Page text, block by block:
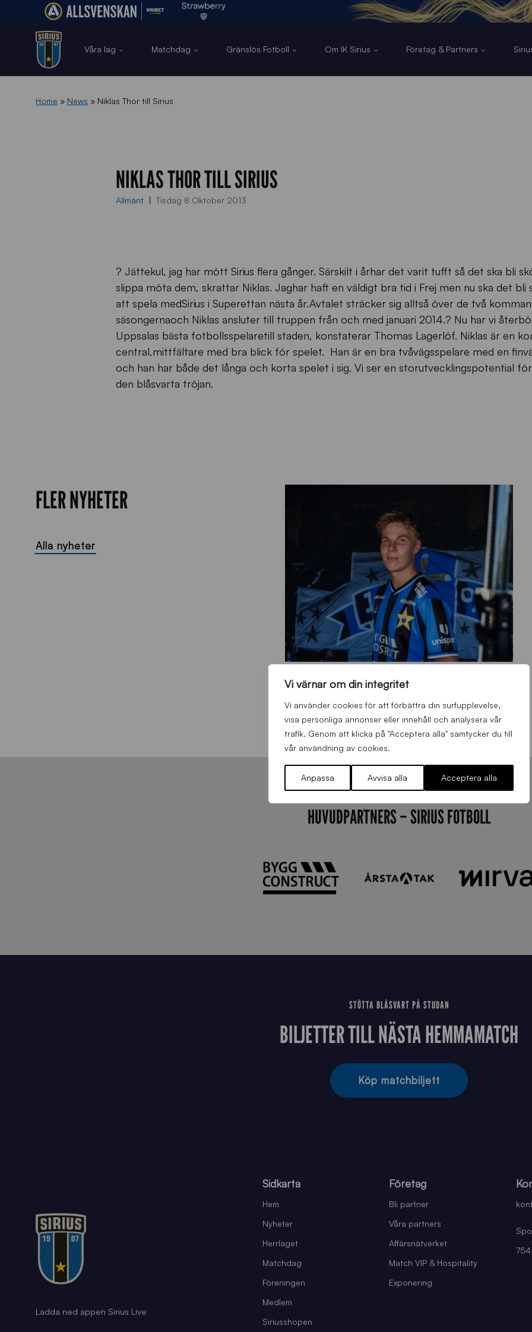
Vi värnar om din integritet
Vi använder cookies för att förbättra din surfupplevelse,
visa personliga annonser eller innehåll och analysera vår
trafik. Genom att klicka på "Acceptera alla" samtycker du till
vår användning av cookies.
Anpassa Avvisa alla Acceptera alla
Våra lag Matchdag Gränslös Fotboll Om IK Sirius Företag & Partners
Home » News » Niklas Thor till Sirius
NIKLAS THOR TILL SIRIUS
Allmänt Tisdag 8 Oktober 2013
? Jättekul, jag har mött Sirius flera gånger. Särskilt i århar det varit tufft så det ska bli
slippa möta dem, skrattar Niklas. Jaghar haft en väldigt bra tid i Frej men nu ska det bli
att spela medSirius i Superettan nästa år.Avtalet sträcker sig alltså över de två
säsongernaoch Niklas ansluter till truppen från och med januari 2014.? Nu har vi
Uppsalas bästa fotbollsspelaretill staden, konstaterar Thomas Lagerlöf. Niklas är en
central,mittfältare med bra blick för spelet. Han är en bra tvåvägsspelare med en
och han har både det långa och korta spelet i sig. Vi ser en storutvecklingspotential
den blåsvarta tröjan.
FLER NYHETER
Alla nyheter
L
_
h
e
m
s
Otso Liimatta klar för Sirius Fotboll
Allmänt App Herrlaget Fredag 7 Augusti 2026
HUVUDPARTNERS – SIRIUS FOTBOLL
STÖTTA BLÅSVART PÅ STUDAN
BILJETTER TILL NÄSTA HEMMAMATCH
Köp matchbiljett
Ladda ned appen Sirius Live
Sidkarta
Hem
Nyheter
Herrlaget
Matchdag
Föreningen
Medlem
Siriusshopen
Företag
Bli partner
Våra partners
Affärsnätverket
Match VIP & Hospitality
Exponering
754